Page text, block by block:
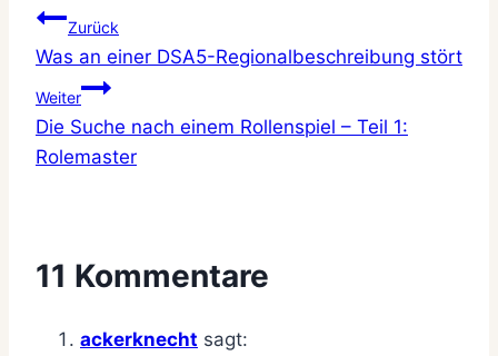
Beitragsnavigation
Zurück
Was an einer DSA5-Regionalbeschreibung stört
Weiter
Die Suche nach einem Rollenspiel – Teil 1:
Rolemaster
11 Kommentare
ackerknecht sagt: